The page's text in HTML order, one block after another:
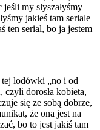
my słyszałyśmy
jakieś tam seriale
ten serial, bo ja jestem
tej lodówki „no i od
czyli dorosła kobieta,
się ze sobą dobrze,
że ona jest na
bo to jest jakiś tam